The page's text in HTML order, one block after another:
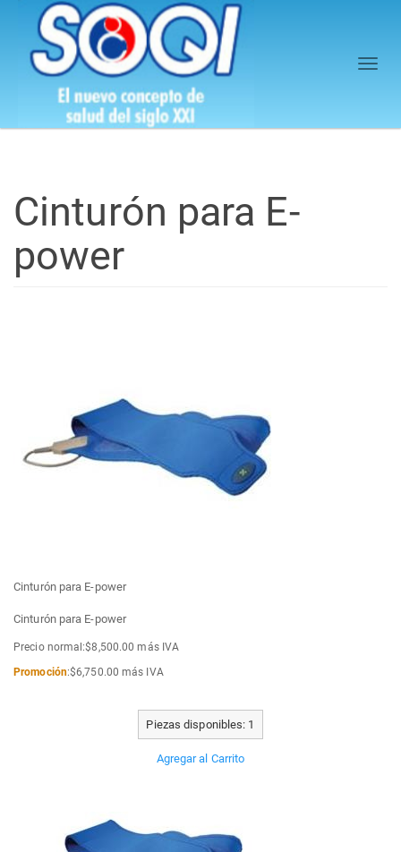
Cinturón para E-
power
Cinturón para E-power
Cinturón para E-power
Precio normal:$8,500.00 más IVA
Promoción:$6,750.00 más IVA
Piezas disponibles: 1
Agregar al Carrito